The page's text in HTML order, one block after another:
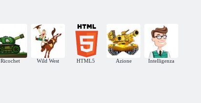
Ricochet Wild West HTML5 Azione Intelligenza